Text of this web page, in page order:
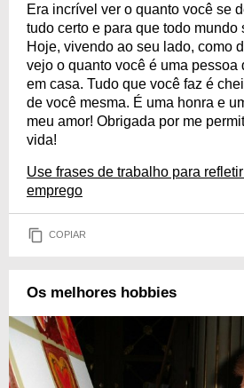
Era incrível ver o quanto você se
tudo certo e para que todo mundo
Hoje, vivendo ao seu lado, como
vejo o quanto você é uma pessoa
em casa. Tudo que você faz é
de você mesma. É uma honra e
meu amor! Obrigada por me
vida!
Use frases de trabalho para
emprego
COPIAR
Os melhores hobbies